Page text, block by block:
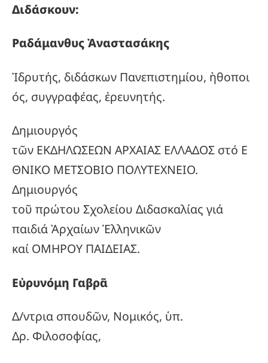
Διδάσκουν:
ΡαδάμανθυςἈναστασάκης
Ἰδρυτής, διδάσκων Πανεπιστημίου, ἠθοποι
ός, συγγραφέας, ἐρευνητής.
Δημιουργός
τῶν ΕΚΔΗΛΩΣΕΩΝ ΑΡΧΑΙΑΣ ΕΛΛΑΔΟΣ στό Ε
ΘΝΙΚΟ ΜΕΤΣΟΒΙΟ ΠΟΛΥΤΕΧΝΕΙΟ.
Δημιουργός
τοῦ πρώτου Σχολείου Διδασκαλίας γιά
παιδιά Ἀρχαίων Ἑλληνικῶν
καί ΟΜΗΡΟΥ ΠΑΙΔΕΙΑΣ.
Εὐρυνόμη Γαβρᾶ
Δ/ντρια σπουδῶν, Νομικός, ὑπ.
Δρ. Φιλοσοφίας,